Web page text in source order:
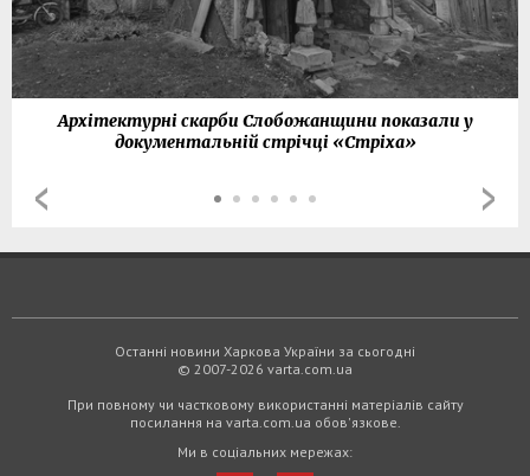
Архітектурні скарби Слобожанщини показали у
документальній стрічці «Стріха»
Останні новини Харкова України за сьогодні
© 2007-2026 varta.com.ua
При повному чи частковому використанні матеріалів сайту
посилання на varta.com.ua обов'язкове.
Ми в соціальних мережах: